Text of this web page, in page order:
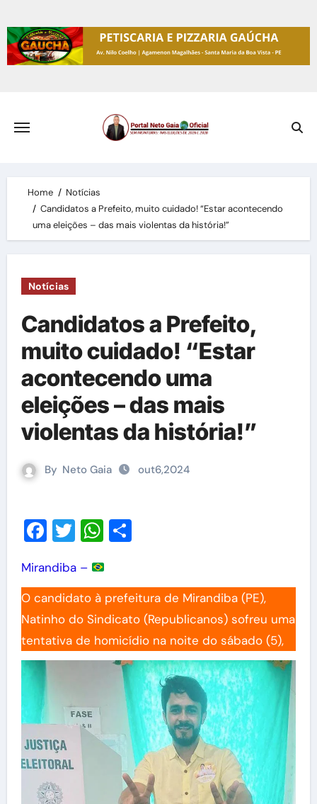
to
content
Home
Notícias
Candidatos a Prefeito, muito cuidado! “Estar acontecendo
uma eleições – das mais violentas da história!”
Notícias
Candidatos a Prefeito,
muito cuidado! “Estar
acontecendo uma
eleições – das mais
violentas da história!”
By Neto Gaia out6,2024
Facebook
TwitterWhatsApp
Share
Mirandiba –
O candidato à prefeitura de Mirandiba (PE),
Natinho do Sindicato (Republicanos) sofreu uma
tentativa de homicídio na noite do sábado (5),